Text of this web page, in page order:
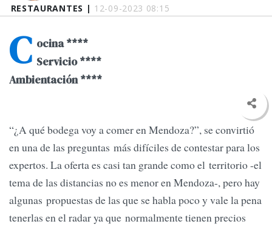
RESTAURANTES | 12-09-2023 08:15
C ocina ****
Servicio ****
Ambientación ****
“¿A qué bodega voy a comer en Mendoza?”, se convirtió
en una de las preguntas más difíciles de contestar para los
expertos. La oferta es casi tan grande como el territorio -el
tema de las distancias no es menor en Mendoza-, pero hay
algunas propuestas de las que se habla poco y vale la pena
tenerlas en el radar ya que normalmente tienen precios